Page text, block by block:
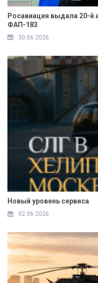
Росавиация выдала 20-й
ФАП-183
30.06.2026
Новый уровень сервиса
02.06.2026